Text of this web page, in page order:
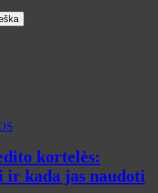
kortelės:
kada jas naudoti